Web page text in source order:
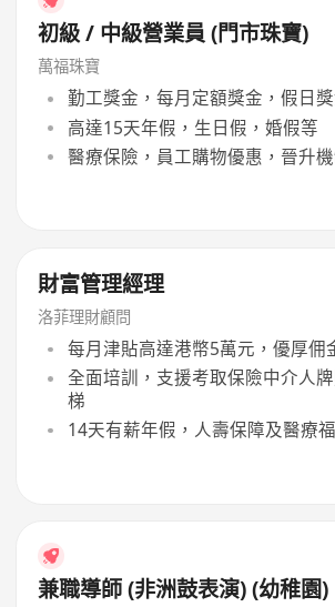
初級 / 中級營業員 (門市珠寶)
萬福珠寶
勤工獎金，每月定額獎金，假日
高達15天年假，生日假，婚假等
醫療保險，員工購物優惠，晉升
財富管理經理
洛菲理財顧問
每月津貼高達港幣5萬元，優厚佣
全面培訓，支援考取保險中介人
梯
14天有薪年假，人壽保障及醫療
兼職導師 (非洲鼓表演) (幼稚園)